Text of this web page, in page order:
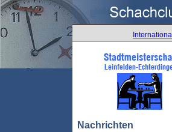
Nachrichten